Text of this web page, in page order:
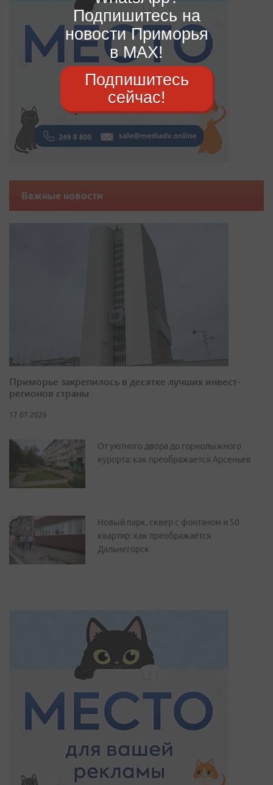
Важные новости
Приморье закрепилось в десятке лучших инвест-
регионов страны
17.07.2026
От уютного двора до горнолыжного
курорта: как преображается Арсеньев
Новый парк, сквер с фонтаном и 50
квартир: как преображается
Дальнегорск
Подпишитесь на
новости Приморья
в MAX!
Подпишитесь
сейчас!